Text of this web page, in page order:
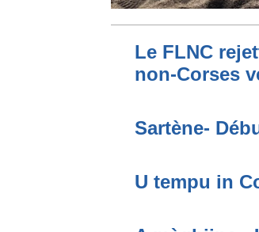
Le FLNC
non-Corses
Sartène-
U tempu in